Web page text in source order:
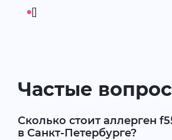
•[]
Частые
Сколько стоит аллерген
в Санкт-Петербурге?